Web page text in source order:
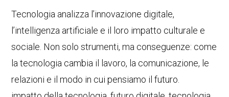
Tecnologia analizza l’innovazione digitale,
l’intelligenza artificiale e il loro impatto culturale e
sociale. Non solo strumenti, ma conseguenze: come
la tecnologia cambia il lavoro, la comunicazione, le
relazioni e il modo in cui pensiamo il futuro.